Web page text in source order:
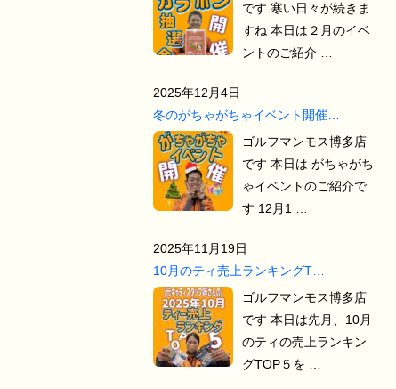
です 寒い日々が続きま
すね 本日は２月のイベ
ントのご紹介 …
2025年12月4日
冬のがちゃがちゃイベント開催…
ゴルフマンモス博多店
です 本日は がちゃがち
ゃイベントのご紹介で
す 12月1 …
2025年11月19日
10月のティ売上ランキングT…
ゴルフマンモス博多店
です 本日は先月、10月
のティの売上ランキン
グTOP５を …